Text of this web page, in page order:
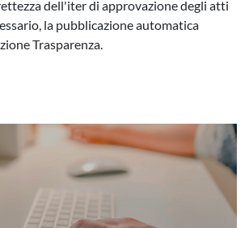
dell'iter di approvazione degli atti
la pubblicazione automatica
Trasparenza.